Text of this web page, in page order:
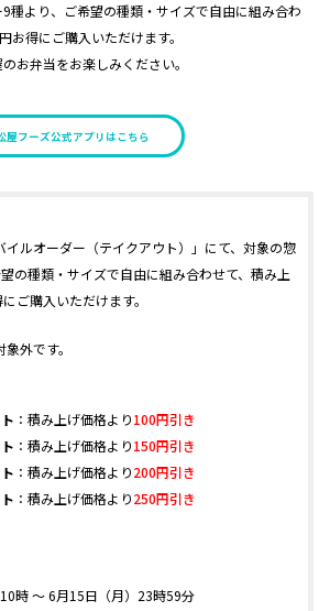
種より、ご希望の種類・サイズで自由に組み合わ
お得にご購入いただけます。
お弁当をお楽しみください。
屋フーズ公式アプリはこちら
イルオーダー（テイクアウト）」にて、対象の惣
の種類・サイズで自由に組み合わせて、積み上
ご購入いただけます。
外です。
：積み上げ価格より100円引き
：積み上げ価格より150円引き
：積み上げ価格より200円引き
：積み上げ価格より250円引き
時 ～ 6月15日（月）23時59分